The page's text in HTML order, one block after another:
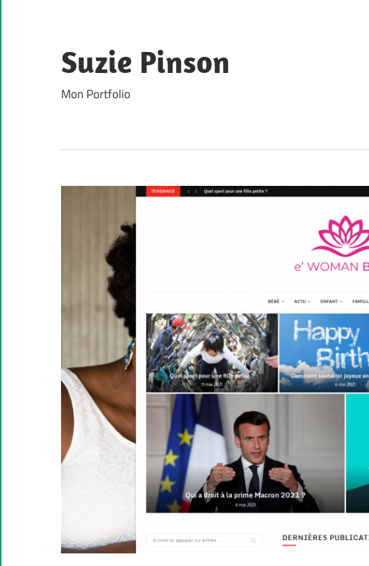
content
Suzie Pinson
Mon Portfolio